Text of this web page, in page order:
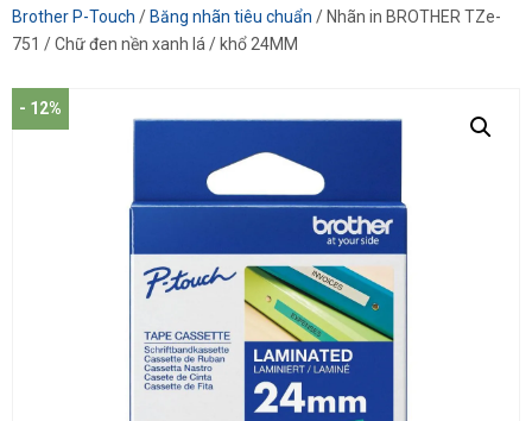
Brother P-Touch / Băng nhãn tiêu chuẩn / Nhãn in BROTHER TZe-
751 / Chữ đen nền xanh lá / khổ 24MM
- 12%